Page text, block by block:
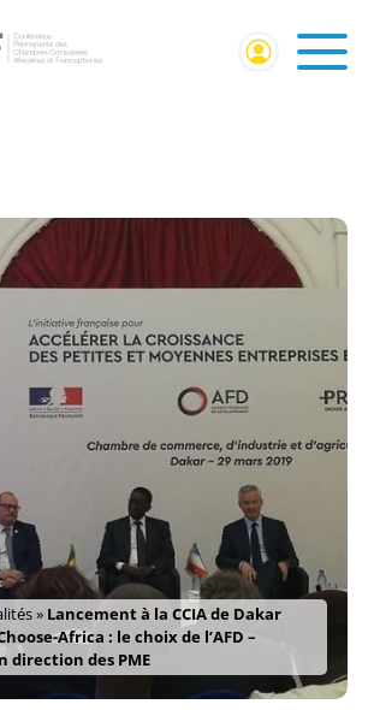
» Lancement à la CCIA de Dakar
Africa : le choix de l’AFD –
direction des PME